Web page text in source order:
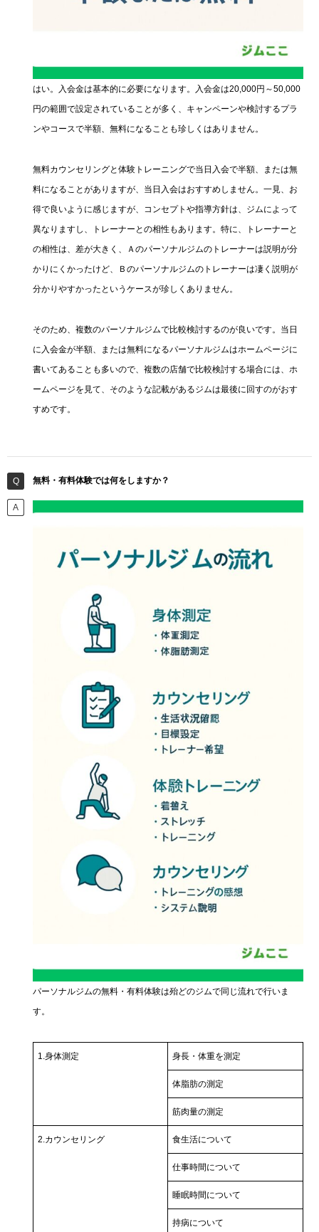
はい。入会金は基本的に必要になります。入会金は20,000円～50,000
円の範囲で設定されていることが多く、キャンペーンや検討するプラ
ンやコースで半額、無料になることも珍しくはありません。
無料カウンセリングと体験トレーニングで当日入会で半額、または無
料になることがありますが、当日入会はおすすめしません。一見、お
得で良いように感じますが、コンセプトや指導方針は、ジムによって
異なりますし、トレーナーとの相性もあります。特に、トレーナーと
の相性は、差が大きく、Ａのパーソナルジムのトレーナーは説明が分
かりにくかったけど、Ｂのパーソナルジムのトレーナーは凄く説明が
分かりやすかったというケースが珍しくありません。
そのため、複数のパーソナルジムで比較検討するのが良いです。当日
に入会金が半額、または無料になるパーソナルジムはホームページに
書いてあることも多いので、複数の店舗で比較検討する場合には、ホ
ームページを見て、そのような記載があるジムは最後に回すのがおす
すめです。
無料・有料体験では何をしますか？
パーソナルジムの無料・有料体験は殆どのジムで同じ流れで行いま
す。
1.身体測定 身長・体重を測定
体脂肪の測定
筋肉量の測定
2.カウンセリング 食生活について
仕事時間について
睡眠時間について
持病について